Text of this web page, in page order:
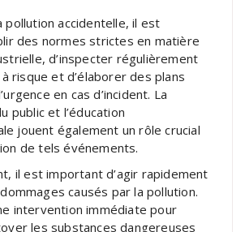
pollution accidentelle, il est
des normes strictes en matière
d’inspecter régulièrement
risque et d’élaborer des plans
en cas d’incident. La
public et l’éducation
jouent également un rôle crucial
de tels événements.
il est important d’agir rapidement
causés par la pollution.
intervention immédiate pour
les substances dangereuses